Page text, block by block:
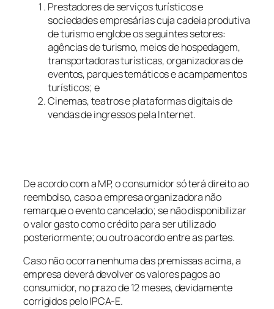
Prestadores de serviços turísticos e
sociedades empresárias cuja cadeia produtiva
de turismo englobe os seguintes setores:
agências de turismo, meios de hospedagem,
transportadoras turísticas, organizadoras de
eventos, parques temáticos e acampamentos
turísticos; e
Cinemas, teatros e plataformas digitais de
vendas de ingressos pela Internet.
De acordo com a MP, o consumidor só terá direito ao
reembolso, caso a empresa organizadora não
remarque o evento cancelado; se não disponibilizar
o valor gasto como crédito para ser utilizado
posteriormente; ou outro acordo entre as partes.
Caso não ocorra nenhuma das premissas acima, a
empresa deverá devolver os valores pagos ao
consumidor, no prazo de 12 meses, devidamente
corrigidos pelo IPCA-E.